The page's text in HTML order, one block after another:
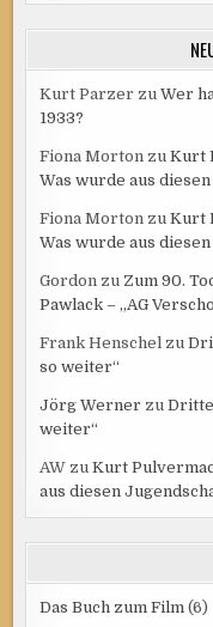
Kurt Parzer zuWer
1933?
Fiona Morton zuKurt
Was wurde aus
Fiona Morton zuKurt
Was wurde aus
Gordon zu Zum 90.
Pawlack – „AG
Frank Henschel zu
so weiter“
Jörg Werner zuDritte
weiter“
AW zuKurt
aus diesen
Das Buch zum Film (6)